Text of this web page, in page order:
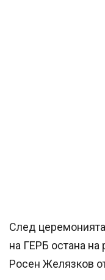
След
на ГЕРБ остана на
Росен Желязков